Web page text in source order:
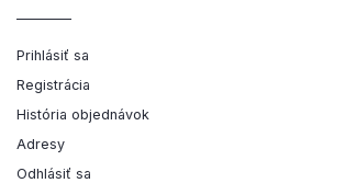
Prihlásiť sa
Registrácia
História objednávok
Adresy
Odhlásiť sa